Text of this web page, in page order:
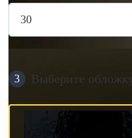
3 Выберите